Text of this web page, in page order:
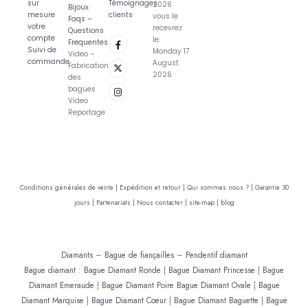
sur
mesure
votre
compte
Suivi de
commande
Bijoux
Faqs –
Questions
Frequentes
Video –
Fabrication
des
bagues
Video
Reportage
Témoignages
clients
2026
vous le
recevrez
le:
Monday 17
August
2026
Conditions générales de vente | Expédition et retour | Qui sommes nous ? | Garantie 30
jours | Partenariats | Nous contacter | site-map | blog
Diamants– Bague de fiançailles– Pendentif diamant
Bague diamant : Bague Diamant Ronde | Bague Diamant Princesse | Bague
Diamant Emeraude | Bague Diamant Poire Bague Diamant Ovale | Bague
Diamant Marquise | Bague Diamant Coeur| Bague Diamant Baguette | Bague